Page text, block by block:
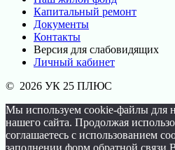
Капитальный ремонт
Документы
Контакты
Версия для слабовидящих
Личный кабинет
© 2026 УК 25 ПЛЮС
Мы используем cookie-файлы для
нашего сайта. Продолжая
соглашаетесь с использованием